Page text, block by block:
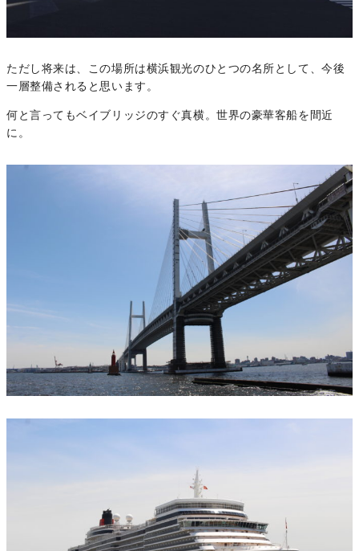
ただし将来は、この場所は横浜観光のひとつの名所として、今後
一層整備されると思います。
何と言ってもベイブリッジのすぐ真横。世界の豪華客船を間近
に。